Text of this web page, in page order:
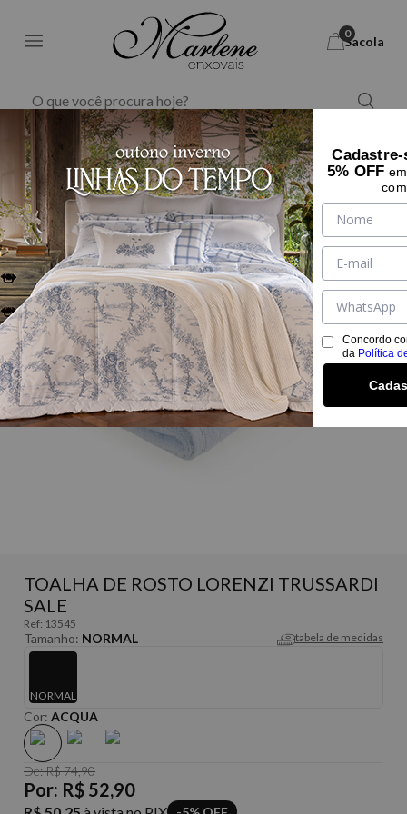
0
Sacola
Marlene Enxovais - M Banho Toalhas de rosto
29% OFF
TOALHA DE ROSTO LORENZI TRUSSARDI
SALE
Ref: 13545
tabela de medidas
Tamanho: NORMAL
NORMAL
Cor: ACQUA
De:R$ 74,90
Por: R$ 52,90
Cadastre-
5% OFF
Concordo
da Política